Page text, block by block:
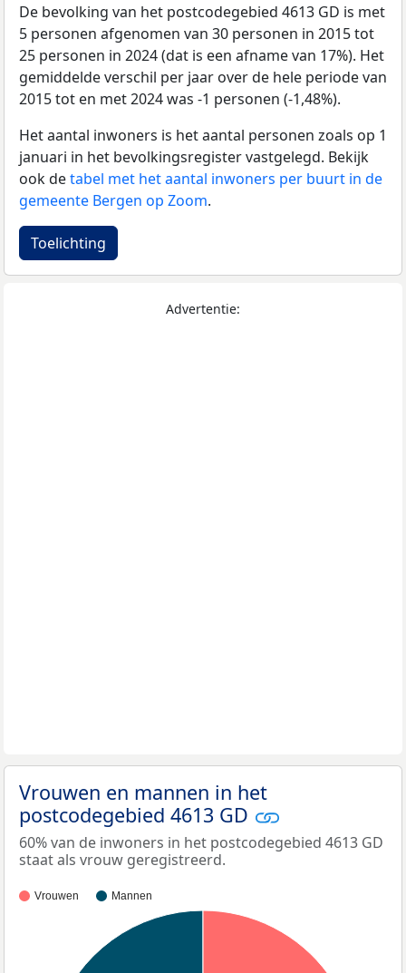
De bevolking van het postcodegebied 4613 GD is met
5 personen afgenomen van 30 personen in 2015 tot
25 personen in 2024 (dat is een afname van 17%). Het
gemiddelde verschil per jaar over de hele periode van
2015 tot en met 2024 was -1 personen (-1,48%).
Het aantal inwoners is het aantal personen zoals op 1
januari in het bevolkingsregister vastgelegd. Bekijk
ook detabel met het aantal inwoners per buurt in de
gemeente Bergen op Zoom.
Toelichting
Advertentie:
Vrouwen en mannen in het
postcodegebied 4613 GD
60% van de inwoners in het postcodegebied 4613 GD
staat als vrouw geregistreerd.
Vrouwen Mannen